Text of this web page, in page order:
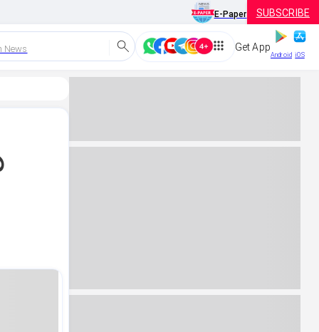
E-Paper SUBSCRIBE
News Get App
Android iOS